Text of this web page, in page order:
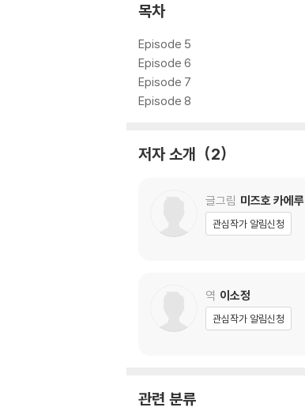
목차
Episode 5
Episode 6
Episode 7
Episode 8
저자 소개 2
글그림 미즈호 카에루
관심작가 알림신청
역 이소정
관심작가 알림신청
관련 분류